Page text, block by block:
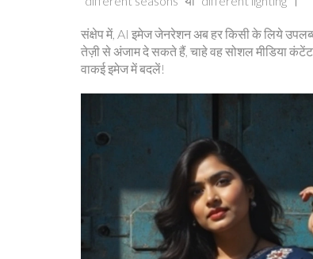
संक्षेप में, AI इमेज जेनरेशन अब हर किसी के लिये
तेज़ी से अंजाम दे सकते हैं, चाहे वह सोशल मीडिया
वाकई इमेज में बदलें!